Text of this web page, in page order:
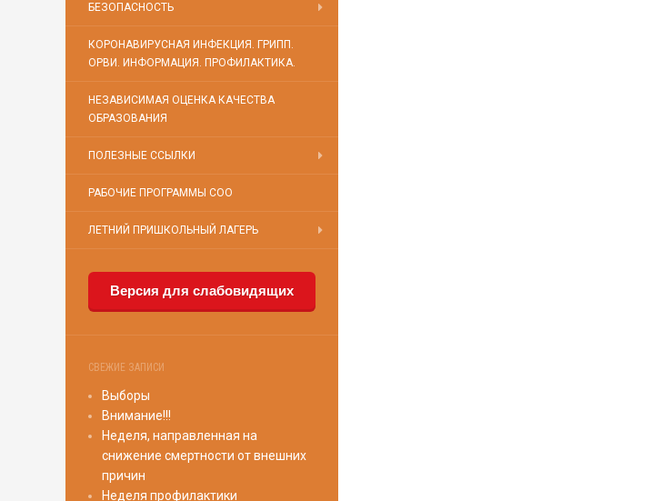
БЕЗОПАСНОСТЬ
КОРОНАВИРУСНАЯ ИНФЕКЦИЯ. ГРИПП.
ОРВИ. ИНФОРМАЦИЯ. ПРОФИЛАКТИКА.
НЕЗАВИСИМАЯ ОЦЕНКА КАЧЕСТВА
ОБРАЗОВАНИЯ
ПОЛЕЗНЫЕ ССЫЛКИ
РАБОЧИЕ ПРОГРАММЫ СОО
ЛЕТНИЙ ПРИШКОЛЬНЫЙ ЛАГЕРЬ
Версия для слабовидящих
СВЕЖИЕ ЗАПИСИ
Выборы
Внимание!!!
Неделя, направленная на
снижение смертности от внешних
причин
Неделя профилактики